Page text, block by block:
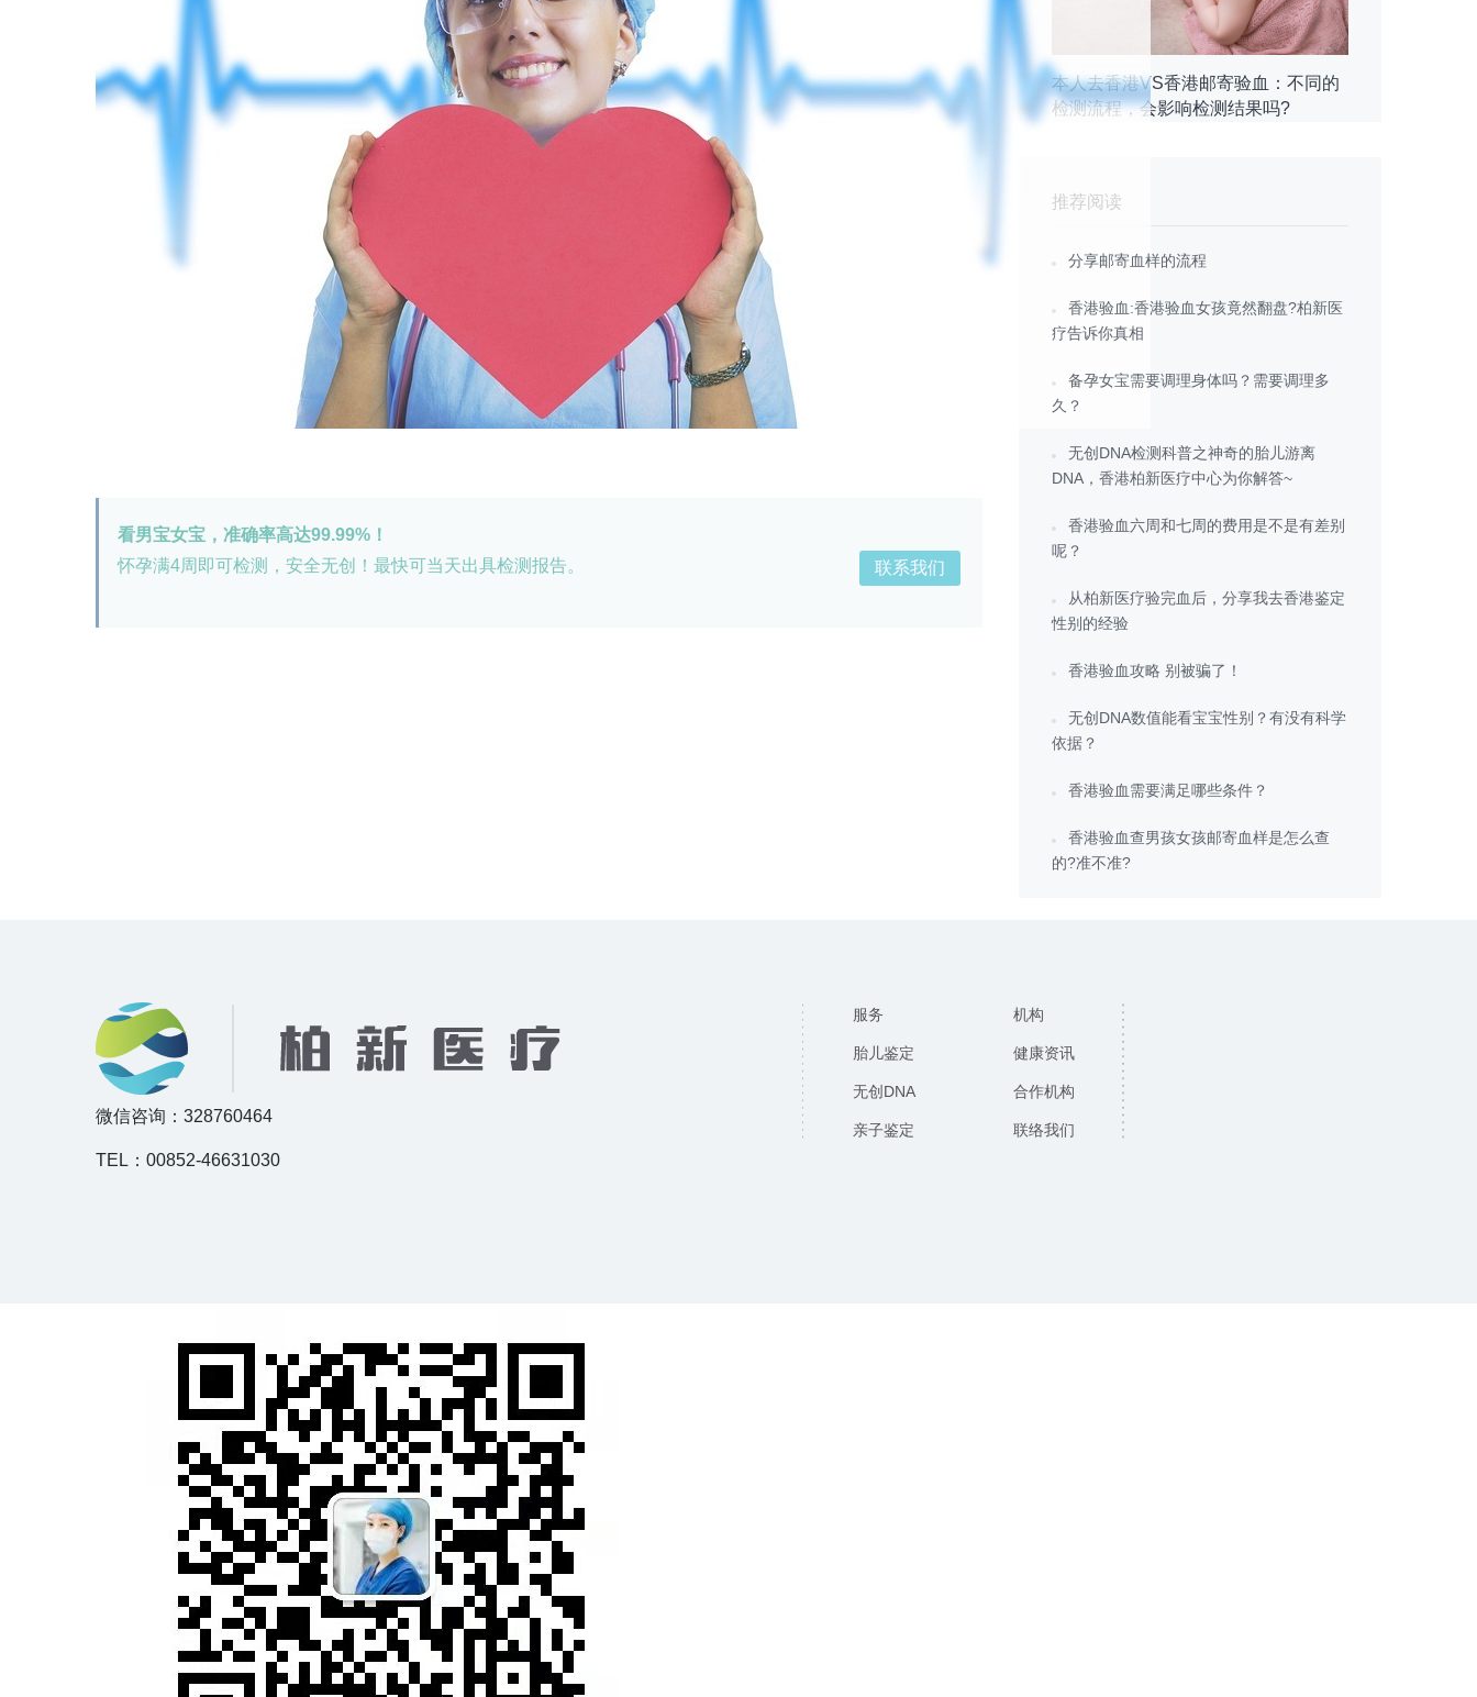
看男宝女宝，准确率高达99.99%！
怀孕满4周即可检测，安全无创！最快可当天出具检测报告。
联系我们
本人去香港VS香港邮寄验血：不同的
检测流程，会影响检测结果吗?
推荐阅读
分享邮寄血样的流程
香港验血:香港验血女孩竟然翻盘?柏新医
疗告诉你真相
备孕女宝需要调理身体吗？需要调理多
久？
无创DNA检测科普之神奇的胎儿游离
DNA，香港柏新医疗中心为你解答~
香港验血六周和七周的费用是不是有差别
呢？
从柏新医疗验完血后，分享我去香港鉴定
性别的经验
香港验血攻略 别被骗了！
无创DNA数值能看宝宝性别？有没有科学
依据？
香港验血需要满足哪些条件？
香港验血查男孩女孩邮寄血样是怎么查
的?准不准?
微信咨询：328760464
TEL：00852-46631030
服务
胎儿鉴定
无创DNA
亲子鉴定
机构
健康资讯
合作机构
联络我们